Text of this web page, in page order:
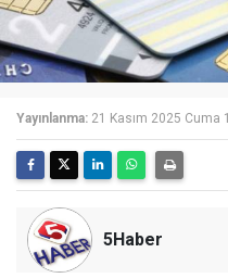
Yayınlanma: 21 Kasım 2025 Cuma
5Haber